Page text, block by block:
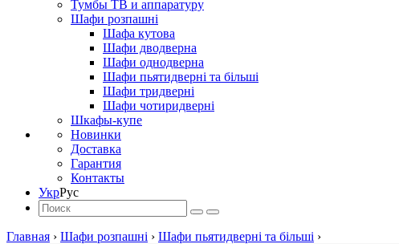
Тумбы ТВ и аппаратуру
Шафи розпашні
Шафа кутова
Шафи дводверна
Шафи однодверна
Шафи пьятидверні та більші
Шафи тридверні
Шафи чотиридверні
Шкафы-купе
Новинки
Доставка
Гарантия
Контакты
УкрРус
Главная › Шафи розпашні › Шафи пьятидверні та більші ›